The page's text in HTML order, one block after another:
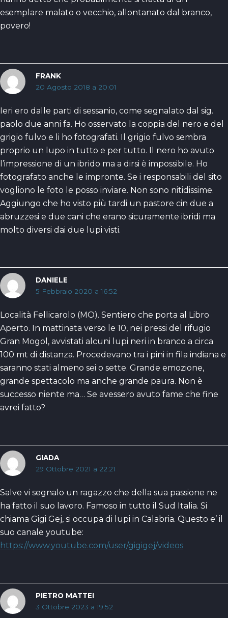
esemplare malato o vecchio, allontanato dal branco,
povero!
FRANK
20 Agosto 2018 a 20:01
Ieri ero dalle parti di sessanio, come segnalato dal sig.
paolo due anni fa. Ho osservato la coppia del nero e del
grigio fulvo e li ho fotografati. Il grigio fulvo sembra
proprio un lupo in tutto e per tutto. Il nero ho avuto
l’impressione di un ibrido ma a dirsi è impossibile. Ho
fotografato anche le impronte. Se i responsabili del sito
vogliono le foto le posso inviare. Non sono nitidissime.
Aggiungo che ho visto più tardi un pastore cin due a
abruzzesi e due cani che erano sicuramente ibridi ma
molto diversi dai due lupi visti.
DANIELE
5 Febbraio 2020 a 16:52
Località Fellicarolo (MO). Sentiero che porta al Libro
Aperto. In mattinata verso le 10, nei pressi del rifugio
Gran Mogol, avvistati alcuni lupi neri in branco a circa
100 mt di distanza. Procedevano tra i pini in fila indiana e
saranno stati almeno sei o sette. Grande emozione,
grande spettacolo ma anche grande paura. Non è
successo niente ma… Se avessero avuto fame che fine
avrei fatto?
GIADA
29 Ottobre 2021 a 22:21
Salve vi segnalo un ragazzo che della sua passione ne
ha fatto il suo lavoro. Famoso in tutto il Sud Italia. Si
chiama Gigi Gej, si occupa di lupi in Calabria. Questo e’ il
suo canale youtube:
https://www.youtube.com/user/gigigej/videos
PIETRO MATTEI
3 Ottobre 2023 a 19:52